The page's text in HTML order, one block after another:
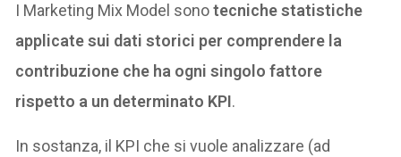
I Marketing Mix Model sonotecniche statistiche
applicate sui dati storici per comprendere la
contribuzione che ha ogni singolo fattore
rispetto a un determinato KPI.
In sostanza, il KPI che si vuole analizzare (ad